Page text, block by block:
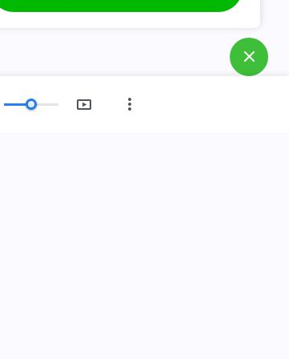
semakin dekat kepada Tuhan.
F.Bagaimana melepaskan diri